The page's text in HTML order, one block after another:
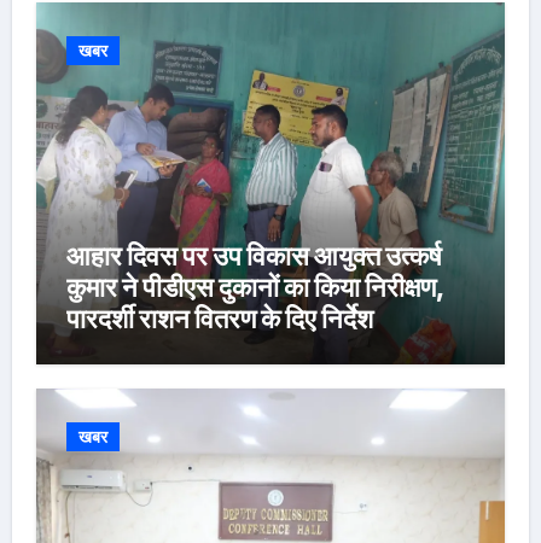
खबर
आहार दिवस पर उप विकास आयुक्त उत्कर्ष
कुमार ने पीडीएस दुकानों का किया निरीक्षण,
पारदर्शी राशन वितरण के दिए निर्देश
खबर